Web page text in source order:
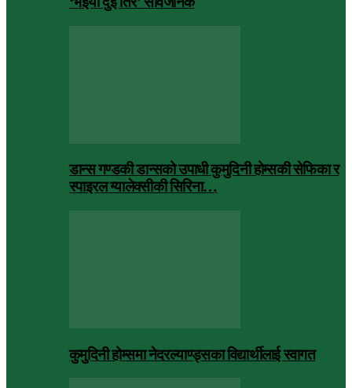
डान्स गण्डकी डान्सको उपाधी कुमुदिनी होम्सकी सेफिका र
स्पाइरल ग्यालेक्सीकी सिरिना…
कुमुदिनी होम्समा नेदरल्याण्ड्सका विद्यार्थीलाई स्वागत